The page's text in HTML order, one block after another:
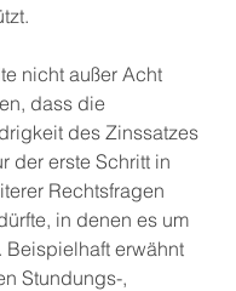
nicht außer Acht
dass die
des Zinssatzes
der erste Schritt in
Rechtsfragen
in denen es um
Beispielhaft erwähnt
Stundungs-,